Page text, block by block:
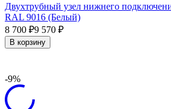
Двухтрубный узел нижнего
RAL 9016 (Белый)
8 700 ₽9 570 ₽
В корзину
-9%